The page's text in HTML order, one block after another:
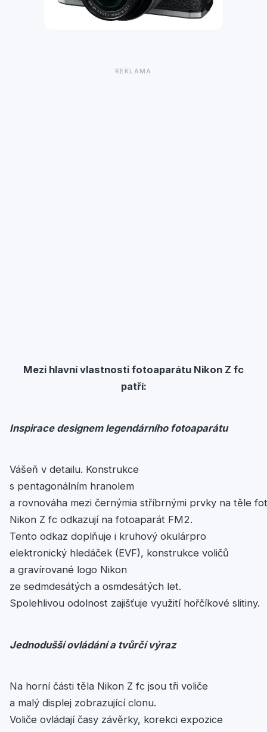
Mezi hlavní vlastnosti fotoaparátu Nikon Z fc
patří:
Inspirace designem legendárního fotoaparátu
Vášeň v detailu. Konstrukce
s pentagonálním hranolem
a rovnováha mezi černýmia stříbrnými prvky na těle
Nikon Z fc odkazují na fotoaparát FM2.
Tento odkaz doplňuje i kruhový okulárpro
elektronický hledáček (EVF), konstrukce voličů
a gravírované logo Nikon
ze sedmdesátých a osmdesátých let.
Spolehlivou odolnost zajišťuje využití hořčíkové slitiny.
Jednodušší ovládánía tvůrčí výraz
Na horní části těla Nikon Z fc jsou tři voliče
a malý displej zobrazující clonu.
Voliče ovládají časy závěrky, korekci expozice